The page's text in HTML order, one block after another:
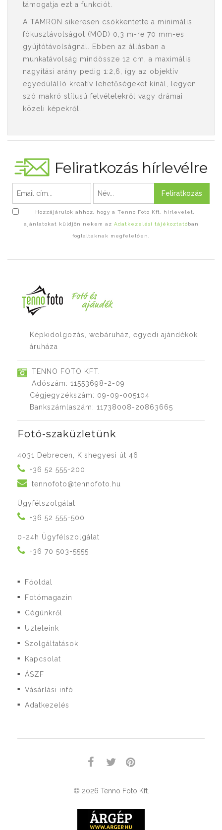
támogatja ezt a funkciót.
A TAMRON sikeresen csökkentette a minimális
fókusztávolságot (MOD) 0,3 m-re 70 mm-es
gyújtótávolságnál. Ebben az állásban a
munkatávolság mindössze 12 cm, a maximális
nagyítási arány pedig 1:2,6, így az objektív
egyedülálló kreatív lehetőségeket kínál, legyen
szó makró stílusú felvételekről vagy drámai
közeli képekről.
Feliratkozás hírlevélre
Feliratkozás
Hozzájárulok ahhoz, hogy a Tenno Foto Kft. hírlevelet,
ajánlatokat küldjön nekem az Adatkezelési tájékoztatóban
foglaltaknak megfelelően.
Képkidolgozás, webáruház, egyedi ajándékok
áruháza
TENNO FOTO KFT.
Adószám: 11553698-2-09
Cégjegyzékszám: 09-09-005104
Bankszámlaszám: 11738008-20863665
Fotó-szaküzletünk
4031 Debrecen, Kishegyesi út 46.
+36 52 555-200
tennofoto@tennofoto.hu
Ügyfélszolgálat
+36 52 555-500
0-24h Ügyfélszolgálat
+36 70 503-5555
■ Főoldal
■ Fotómagazin
■ Cégünkről
■ Üzleteink
■ Szolgáltatások
■ Kapcsolat
■ ÁSZF
■ Vásárlási infó
■ Adatkezelés
© 2026 Tenno Foto Kft.